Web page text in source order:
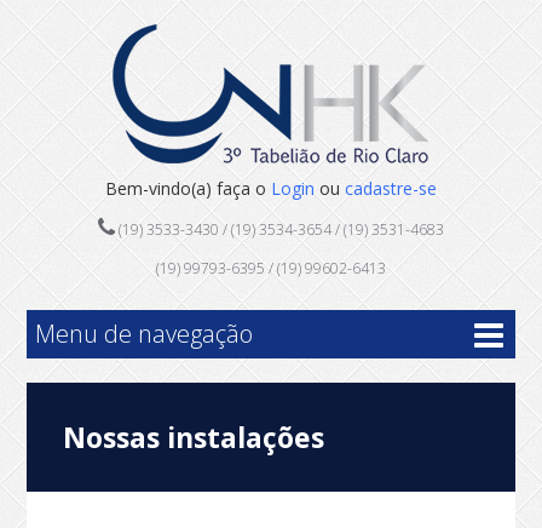
Bem-vindo(a) faça o Login ou cadastre-se
(19) 3533-3430 / (19) 3534-3654 / (19) 3531-4683
(19) 99793-6395 / (19) 99602-6413
Menu de navegação
Nossas instalações